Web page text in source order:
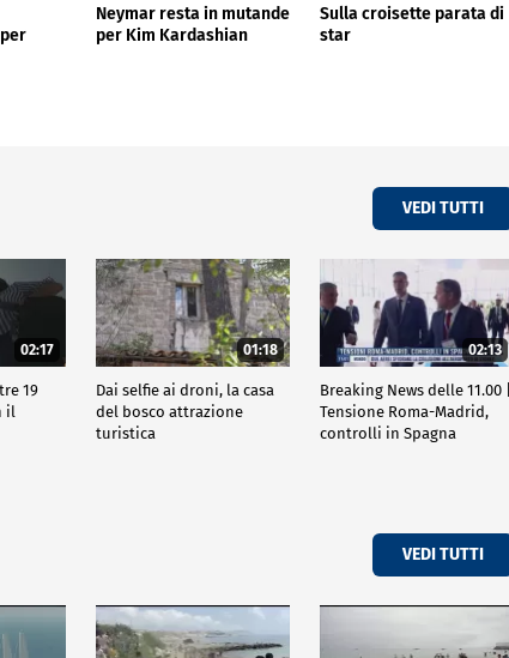
Neymar resta in mutande
per Kim Kardashian
Sulla croisette parata di
star
VEDI TUTTI
02:17
19
il
01:18
Dai selfie ai droni, la casa
del bosco attrazione
turistica
02:13
Breaking News delle 11.00 |
Tensione Roma-Madrid,
controlli in Spagna
VEDI TUTTI